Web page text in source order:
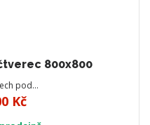
800x800
pod…
Kč